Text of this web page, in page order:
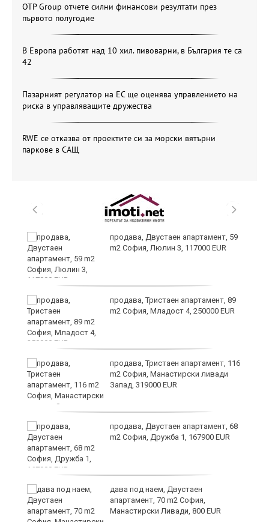
OTP Group отчете силни финансови резултати през
първото полугодие
В Европа работят над 10 хил. пивоварни, в България те са
42
Пазарният регулатор на ЕС ще оценява управлението на
риска в управляващите дружества
RWE се отказва от проектите си за морски вятърни
паркове в САЩ
продава, Двустаен апартамент, 59
m2 София, Люлин 3, 117000 EUR
продава, Тристаен апартамент, 89
m2 София, Младост 4, 250000 EUR
продава, Тристаен апартамент, 116
m2 София, Манастирски ливади
Запад, 319000 EUR
продава, Двустаен апартамент, 68
m2 София, Дружба 1, 167900 EUR
дава под наем, Двустаен
апартамент, 70 m2 София,
Манастирски Ливади, 800 EUR